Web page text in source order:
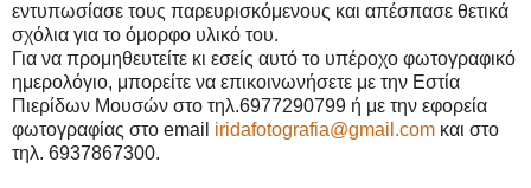
εντυπωσίασε τους παρευρισκόμενους και απέσπασε θετικά
σχόλια για το όμορφο υλικό του.
Για να προμηθευτείτε κι εσείς αυτό το υπέροχο φωτογραφικό
ημερολόγιο, μπορείτε να επικοινωνήσετε με την Εστία
Πιερίδων Μουσών στο τηλ.6977290799 ή με την εφορεία
φωτογραφίας στο email iridafotografia@gmail.com και στο
τηλ. 6937867300.